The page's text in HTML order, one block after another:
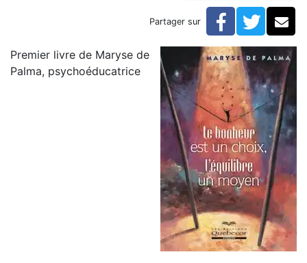
Le bonheur est un choix, l'équilibre un moyen
Partager sur Facebook
Premier livre de Maryse de
Palma, psychoéducatrice